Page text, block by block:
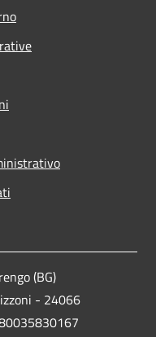
(BG)
- 24066